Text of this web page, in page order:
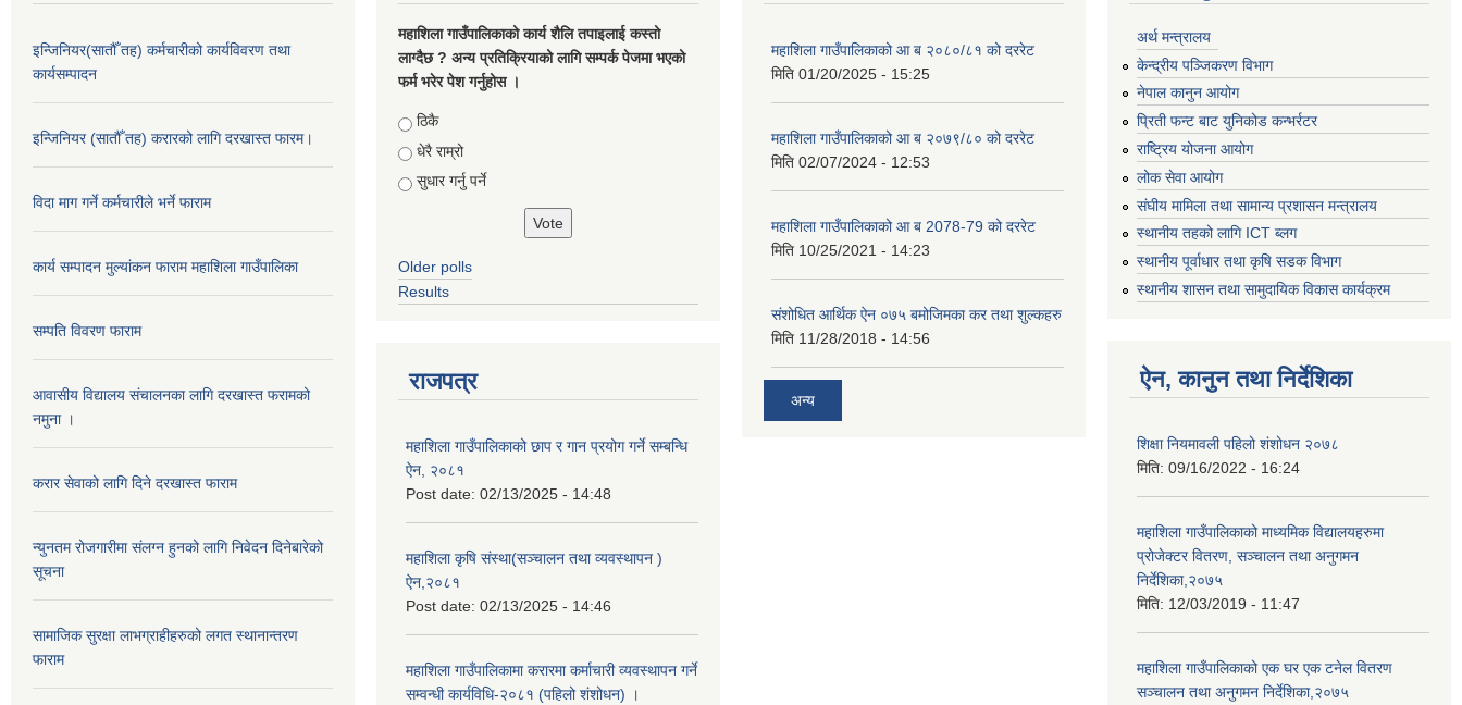
इन्जिनियर(सातौँ तह) कर्मचारीको कार्यविवरण तथा
कार्यसम्पादन
इन्जिनियर (सातौँ तह) करारको लागि दरखास्त फारम।
विदा माग गर्ने कर्मचारीले भर्ने फाराम
कार्य सम्पादन मुल्यांकन फाराम महाशिला गाउँपालिका
सम्पति विवरण फाराम
आवासीय विद्यालय संचालनका लागि दरखास्त फरामको
नमुना ।
करार सेवाको लागि दिने दरखास्त फाराम
न्युनतम रोजगारीमा संलग्न हुनको लागि निवेदन दिनेबारेको
सूचना
सामाजिक सुरक्षा लाभग्राहीहरुको लगत स्थानान्तरण
फाराम
महाशिला गाउँपालिकाको कार्य शैलि तपाइलाई कस्तो
लाग्दैछ ? अन्य प्रतिक्रियाको लागि सम्पर्क पेजमा भएको
फर्म भरेर पेश गर्नुहोस ।
Choices
ठिकै
धेरै राम्रो
सुधार गर्नु पर्ने
Older polls
Results
राजपत्र
महाशिला गाउँपालिकाको छाप र गान प्रयोग गर्ने सम्बन्धि
ऐन, २०८१
Post date: 02/13/2025 - 14:48
महाशिला कृषि संस्था(सञ्चालन तथा व्यवस्थापन )
ऐन,२०८१
Post date: 02/13/2025 - 14:46
महाशिला गाउँपालिकामा करारमा कर्माचारी व्यवस्थापन गर्ने
सम्वन्धी कार्यविधि-२०८१ (पहिलो शंशोधन) ।
महाशिला गाउँपालिकाको आ ब २०८०/८१ को दररेट
मिति 01/20/2025 - 15:25
महाशिला गाउँपालिकाको आ ब २०७९/८० को दररेट
मिति 02/07/2024 - 12:53
महाशिला गाउँपालिकाको आ ब 2078-79 को दररेट
मिति 10/25/2021 - 14:23
संशोधित आर्थिक ऐन ०७५ बमोजिमका कर तथा शुल्कहरु
मिति 11/28/2018 - 14:56
अन्य
अर्थ मन्त्रालय
केन्द्रीय पञ्जिकरण विभाग
नेपाल कानुन आयोग
प्रिती फन्ट बाट युनिकोड कन्भर्रटर
राष्ट्रिय योजना आयोग
लोक सेवा आयोग
संघीय मामिला तथा सामान्य प्रशासन मन्त्रालय
स्थानीय तहको लागि ICT ब्लग
स्थानीय पूर्वाधार तथा कृषि सडक विभाग
स्थानीय शासन तथा सामुदायिक विकास कार्यक्रम
ऐन, कानुन तथा निर्देशिका
शिक्षा नियमावली पहिलो शंशोधन २०७८
मिति: 09/16/2022 - 16:24
महाशिला गाउँपालिकाको माध्यमिक विद्यालयहरुमा
प्रोजेक्टर वितरण, सञ्चालन तथा अनुगमन
निर्देशिका,२०७५
मिति: 12/03/2019 - 11:47
महाशिला गाउँपालिकाको एक घर एक टनेल वितरण
सञ्चालन तथा अनुगमन निर्देशिका,२०७५